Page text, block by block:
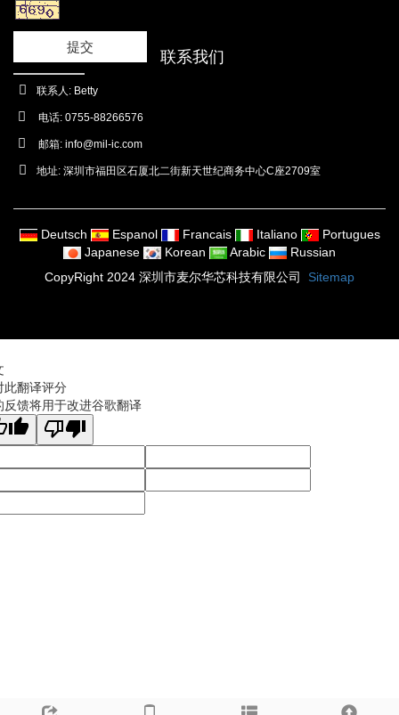
提交
联系我们
联系人: Betty
电话: 0755-88266576
邮箱: info@mil-ic.com
地址: 深圳市福田区石厦北二街新天世纪商务中心C座2709室
Deutsch Espanol Francais Italiano
Portugues
Japanese
Korean Arabic
Russian
CopyRight 2024 深圳市麦尔华芯科技有限公司 Sitemap
此翻译评分
反馈将用于改进谷歌翻译